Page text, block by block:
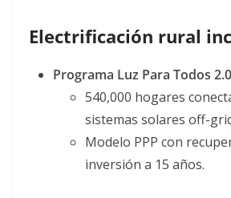
Electrificación rural
Programa Luz Para Todos
540,000 hogares
sistemas solares off-
Modelo PPP con
inversión a 15 años.